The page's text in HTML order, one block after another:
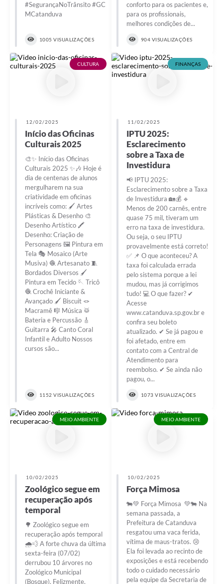
#SegurançaNoTrânsito #GC
MCatanduva
1005 VISUALIZAÇÕES
conforto para os pacientes e,
para os profissionais,
melhores condições de...
904 VISUALIZAÇÕES
CULTURA
12/02/2025
Início das Oficinas
Culturais 2025
🎨✨ Início das Oficinas
Culturais 2025 ✨🎶 Hoje é
dia de centenas de alunos
mergulharem na sua
criatividade em oficinas
incríveis como: 🖌️ Artes
Plásticas & Desenho 🎨
Desenho Artístico 🖍️
Desenho: Criação de
Personagens 🖼️ Pintura em
Tela 🎭 Mosaico (Arte
Musiva) 🧶 Artesanato 🧵
Bordados Diversos 🖌️
Pintura em Tecido 🪡 Tricô
🧶 Crochê Iniciante &
Avançado 🖌️ Biscuit 🪢
Macramê 🎼 Música 🥁
Bateria e Percussão 🎸
Guitarra 🎤 Canto Coral
Infantil e Adulto Nossos
cursos são...
1152 VISUALIZAÇÕES
FINANÇAS
11/02/2025
IPTU 2025:
Esclarecimento
sobre a Taxa de
Investidura
📢 IPTU 2025:
Esclarecimento sobre a Taxa
de Investidura 🏡💰 🔹
Menos de 200 carnês, entre
quase 75 mil, tiveram um
erro na taxa de investidura.
Ou seja, o seu IPTU
provavelmente está correto!
✅ 📌 O que aconteceu? A
taxa foi calculada errada
pelo sistema porque a lei
mudou, mas já corrigimos
tudo! 💻 O que fazer? ✔
Acesse
www.catanduva.sp.gov.br e
confira seu boleto
atualizado. ✔ Se já pagou e
foi afetado, entre em
contato com a Central de
Atendimento para
reembolso. ✔ Se ainda não
pagou, o...
1073 VISUALIZAÇÕES
MEIO AMBIENTE
10/02/2025
Zoológico segue em
recuperação após
temporal
🌳 Zoológico segue em
recuperação após temporal
🌧️💨 A forte chuva da última
sexta-feira (07/02)
derrubou 10 árvores no
Zoológico Municipal
(Bosque). Felizmente,
MEIO AMBIENTE
10/02/2025
Força Mimosa
🐄💚 Força Mimosa 💚🐄 Na
semana passada, a
Prefeitura de Catanduva
resgatou uma vaca ferida,
vítima de maus-tratos. 😢
Ela foi levada ao recinto de
exposições e está recebendo
todo o cuidado necessário
pela equipe da Secretaria de